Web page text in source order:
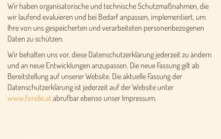
Wir haben organisatorische und technische Schutzmaßnahmen, die
wir laufend evaluieren und bei Bedarf anpassen, implementiert, um
Ihre von uns gespeicherten und verarbeiteten personenbezogenen
Daten zu schützen.
Wir behalten uns vor, diese Datenschutzerklärung jederzeit zu ändern
und an neue Entwicklungen anzupassen. Die neue Fassung gilt ab
Bereitstellung auf unserer Website. Die aktuelle Fassung der
Datenschutzerklärung ist jederzeit auf der Website unter
www.forelle.atabrufbar ebenso unser Impressum.